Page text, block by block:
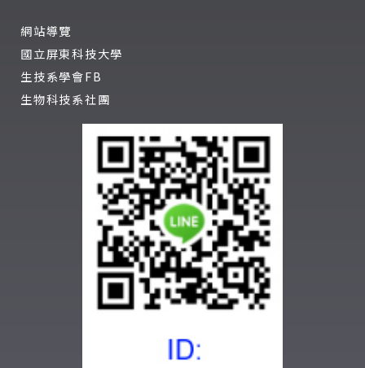
網站導覽
國立屏東科技大學
生技系學會FB
生物科技系社團